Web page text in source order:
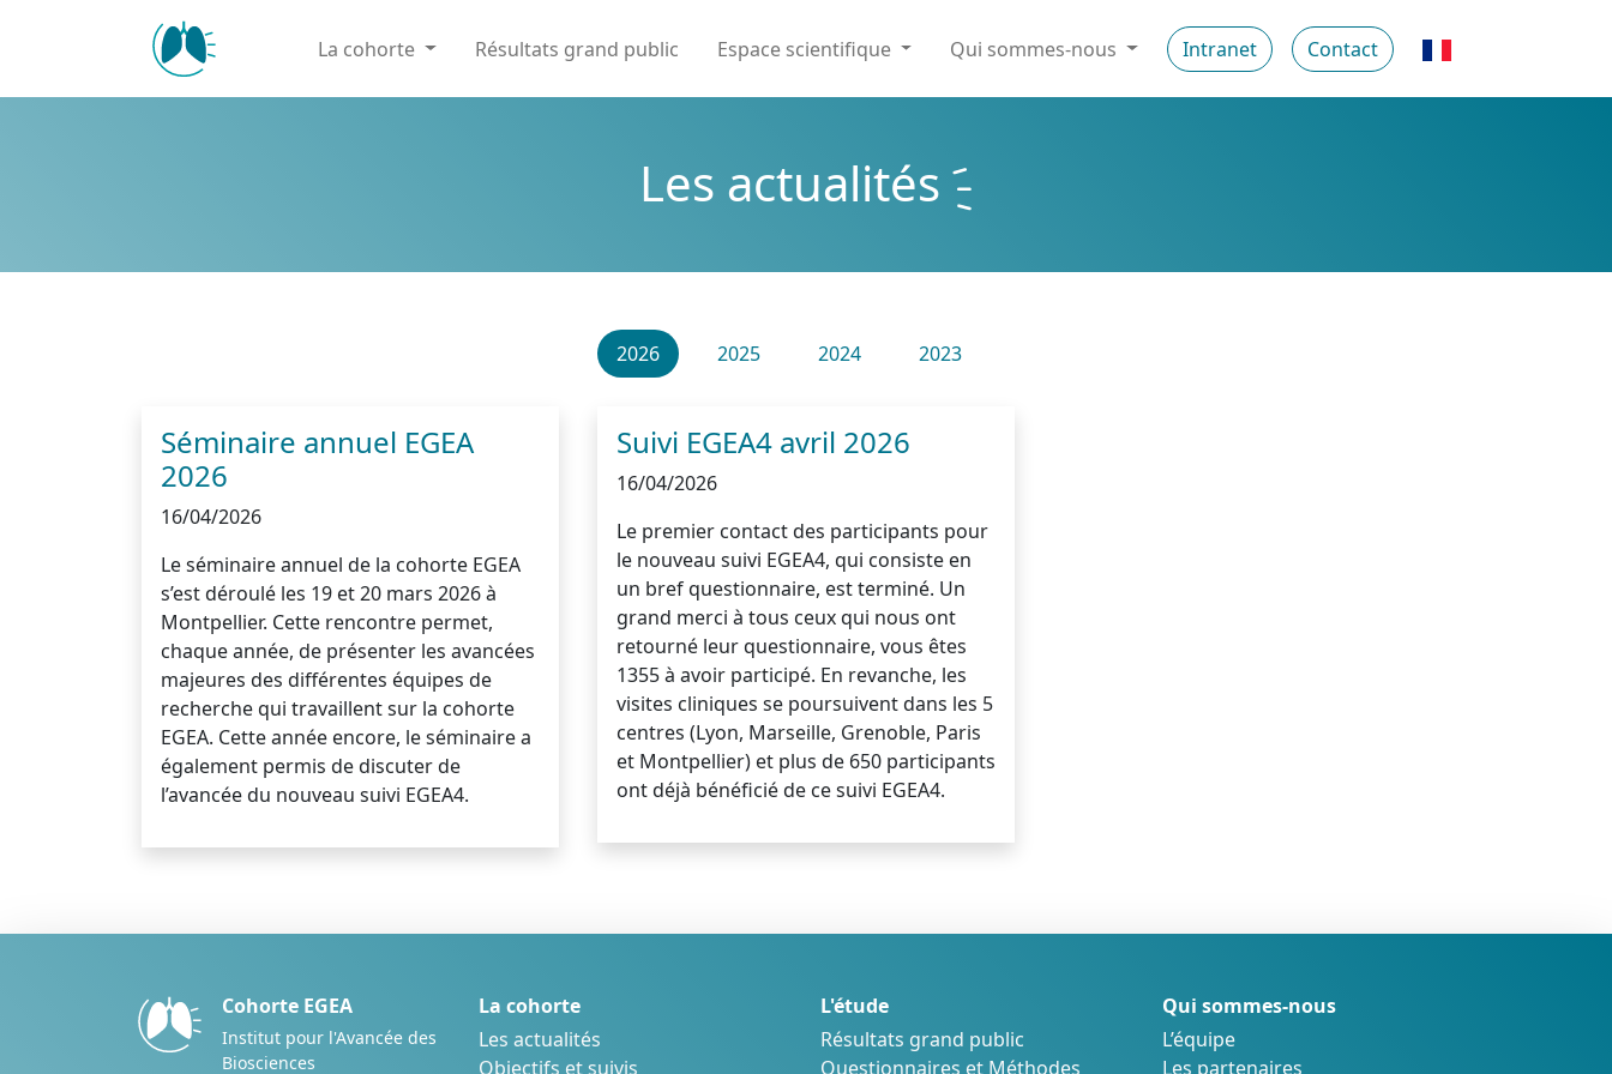
La cohorte Résultats grand public Espace scientifique Qui sommes-nous Intranet Contact
Les actualités
2026 2025 2024 2023
Séminaire annuel EGEA
2026
16/04/2026
Le séminaire annuel de la cohorte EGEA
s’est déroulé les 19 et 20 mars 2026 à
Montpellier. Cette rencontre permet,
chaque année, de présenter les avancées
majeures des différentes équipes de
recherche qui travaillent sur la cohorte
EGEA. Cette année encore, le séminaire a
également permis de discuter de
l’avancée du nouveau suivi EGEA4.
Suivi EGEA4 avril 2026
16/04/2026
Le premier contact des participants pour
le nouveau suivi EGEA4, qui consiste en
un bref questionnaire, est terminé. Un
grand merci à tous ceux qui nous ont
retourné leur questionnaire, vous êtes
1355 à avoir participé. En revanche, les
visites cliniques se poursuivent dans les 5
centres (Lyon, Marseille, Grenoble, Paris
et Montpellier) et plus de 650 participants
ont déjà bénéficié de ce suivi EGEA4.
Cohorte EGEA
Institut pour l'Avancée des
Biosciences
La cohorte
Les actualités
Objectifs et suivis
L'étude
Résultats grand public
Questionnaires et Méthodes
Qui sommes-nous
L’équipe
Les partenaires
Panneau de gestion des cookies